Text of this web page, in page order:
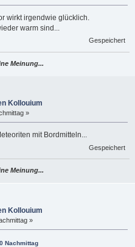
wirkt irgendwie glücklich.
warm sind...
Gespeichert
Meinung...
Kollouium
»
mit Bordmitteln...
Gespeichert
Meinung...
Kollouium
»
Nachmittag